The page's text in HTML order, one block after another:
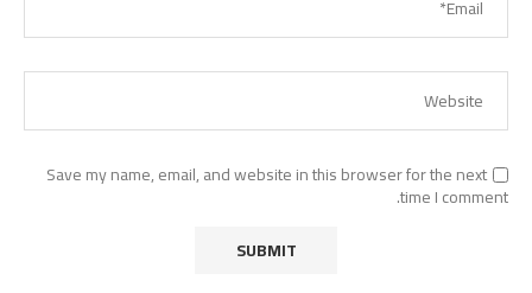
Save my name, email, and website in this browser for the next
time I comment.